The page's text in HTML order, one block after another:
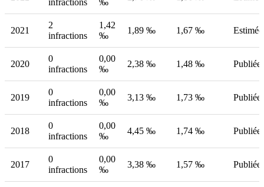
infractions
‰
2021
2
infractions
1,42
‰
1,89 ‰ 1,67 ‰ Estimée
2020
0
infractions
0,00
‰
2,38 ‰ 1,48 ‰ Publiée
2019
0
infractions
0,00
‰
3,13 ‰ 1,73 ‰ Publiée
2018
0
infractions
0,00
‰
4,45 ‰ 1,74 ‰ Publiée
2017
0
infractions
0,00
‰
3,38 ‰ 1,57 ‰ Publiée